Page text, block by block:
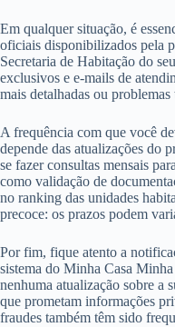
Em qualquer situação, é
oficiais disponibilizados pela
Secretaria de Habitação do
exclusivos e e-mails de
mais detalhadas ou
A frequência com que você
depende das atualizações do
se fazer consultas mensais
como validação de
no ranking das unidades
precoce: os prazos podem
Por fim, fique atento a
sistema do Minha Casa
nenhuma atualização sobre a
que prometam informações
fraudes também têm sido